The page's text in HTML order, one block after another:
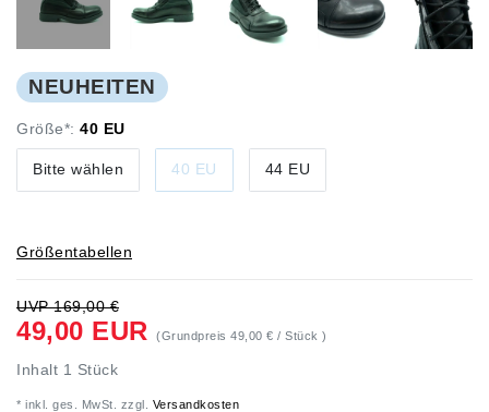
NEUHEITEN
Größe*: 40 EU
Bitte wählen 40 EU 44 EU
Größentabellen
UVP 169,00 €
49,00 EUR (Grundpreis 49,00 € / Stück )
Inhalt 1 Stück
* inkl. ges. MwSt. zzgl. Versandkosten